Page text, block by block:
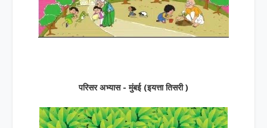
परिसर अभ्यास - मुंबई (इयत्ता तिसरी )